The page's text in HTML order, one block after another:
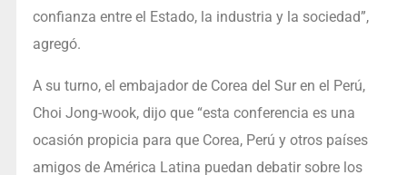
confianza entre el Estado, la industria y la sociedad”,
agregó.
A su turno, el embajador de Corea del Sur en el Perú,
Choi Jong-wook, dijo que “esta conferencia es una
ocasión propicia para que Corea, Perú y otros países
amigos de América Latina puedan debatir sobre los